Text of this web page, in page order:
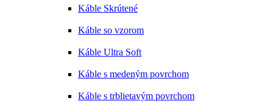
Káble Skrútené
Káble so vzorom
Káble Ultra Soft
Káble s medeným povrchom
Káble s trblietavým povrchom